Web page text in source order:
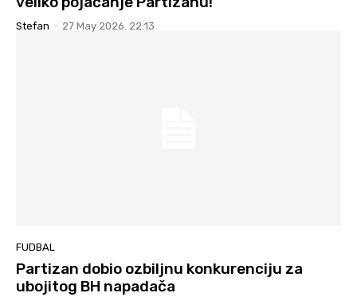
Stefan - 27 May 2026. 22:13
FUDBAL
Partizan dobio ozbiljnu konkurenciju za
ubojitog BH napadača